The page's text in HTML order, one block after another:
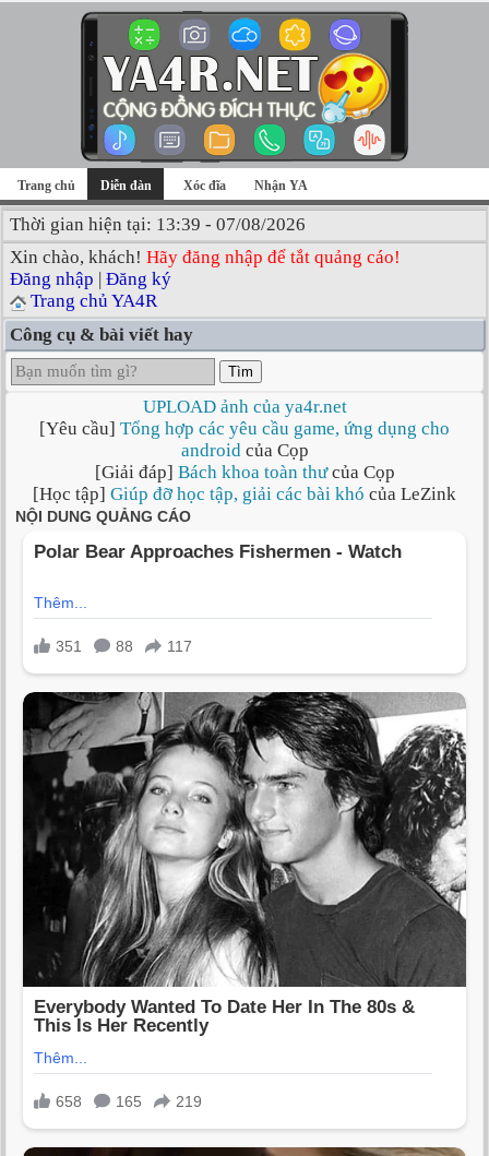
Trang chủ Diễn đàn Xóc đĩa Nhận YA
Thời gian hiện tại: 13:39 - 07/08/2026
Xin chào, khách! Hãy đăng nhập để tắt quảng cáo!
Đăng nhập | Đăng ký
Trang chủ YA4R
Công cụ & bài viết hay
Tìm
UPLOAD ảnh của ya4r.net
[Yêu cầu] Tổng hợp các yêu cầu game, ứng dụng cho
androidcủa Cọp
[Giải đáp] Bách khoa toàn thưcủa Cọp
[Học tập] Giúp đỡ học tập, giải các bài khó của LeZink